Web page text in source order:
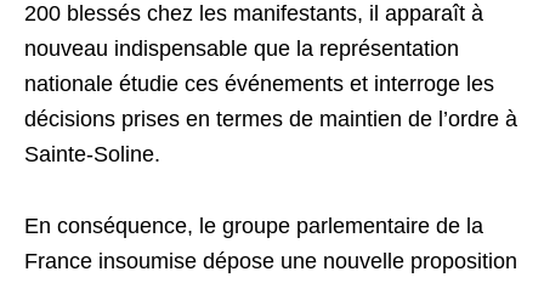
200 blessés chez les manifestants, il apparaît à
nouveau indispensable que la représentation
nationale étudie ces événements et interroge les
décisions prises en termes de maintien de l’ordre à
Sainte-Soline.
En conséquence, le groupe parlementaire de la
France insoumise dépose une nouvelle proposition